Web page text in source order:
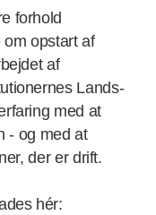
forhold
om opstart af
af
Lands-
med at
- og med at
der er drift.
hér: